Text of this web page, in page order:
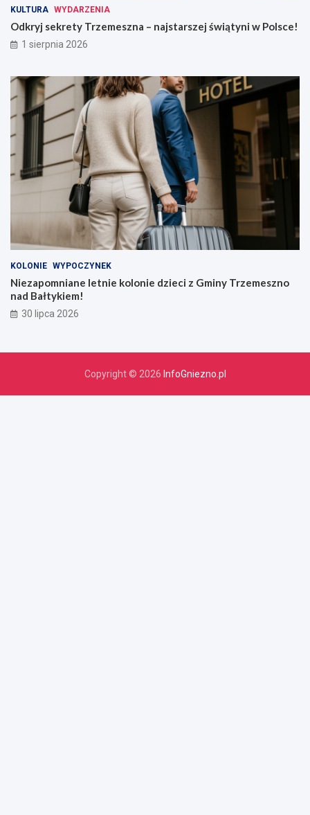
KULTURA WYDARZENIA
Odkryj sekrety Trzemeszna – najstarszej świątyni w Polsce!
1 sierpnia 2026
KOLONIE WYPOCZYNEK
Niezapomniane letnie kolonie dzieci z Gminy Trzemeszno
nad Bałtykiem!
30 lipca 2026
Copyright © 2026 InfoGniezno.pl